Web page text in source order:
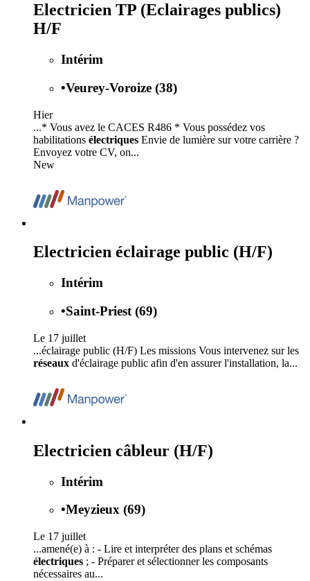
Electricien TP (Eclairages publics)
H/F
Intérim
•Veurey-Voroize (38)
Hier
...* Vous avez le CACES R486 * Vous possédez vos
habilitations électriques Envie de lumière sur votre carrière ?
Envoyez votre CV, on...
New
Electricien éclairage public (H/F)
Intérim
•Saint-Priest (69)
Le 17 juillet
...éclairage public (H/F) Les missions Vous intervenez sur les
réseaux d'éclairage public afin d'en assurer l'installation, la...
Electricien câbleur (H/F)
Intérim
•Meyzieux (69)
Le 17 juillet
...amené(e) à : - Lire et interpréter des plans et schémas
électriques ; - Préparer et sélectionner les composants
nécessaires au...